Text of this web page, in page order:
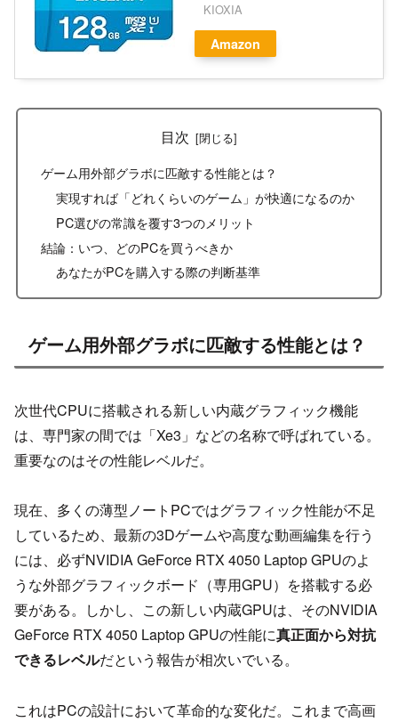
KIOXIA
Amazon
目次
ゲーム用外部グラボに匹敵する性能とは？
実現すれば「どれくらいのゲーム」が快適になるのか
PC選びの常識を覆す3つのメリット
結論：いつ、どのPCを買うべきか
あなたがPCを購入する際の判断基準
ゲーム用外部グラボに匹敵する性能とは？
次世代CPUに搭載される新しい内蔵グラフィック機能
は、専門家の間では「Xe3」などの名称で呼ばれている。
重要なのはその性能レベルだ。
現在、多くの薄型ノートPCではグラフィック性能が不足
しているため、最新の3Dゲームや高度な動画編集を行う
には、必ずNVIDIA GeForce RTX 4050 Laptop GPUのよ
うな外部グラフィックボード（専用GPU）を搭載する必
要がある。しかし、この新しい内蔵GPUは、そのNVIDIA
GeForce RTX 4050 Laptop GPUの性能に真正面から対抗
できるレベルだという報告が相次いでいる。
これはPCの設計において革命的な変化だ。これまで高画